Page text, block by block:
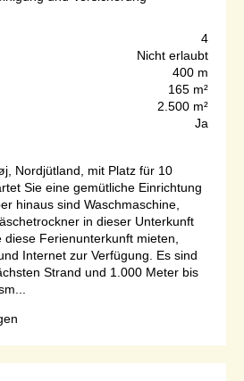
4
Nicht erlaubt
400 m
165 m²
2.500 m²
Ja
Nordjütland, mit Platz für 10
Sie eine gemütliche Einrichtung
hinaus sind Waschmaschine,
in dieser Unterkunft
diese Ferienunterkunft mieten,
Internet zur Verfügung. Es sind
Strand und 1.000 Meter bis